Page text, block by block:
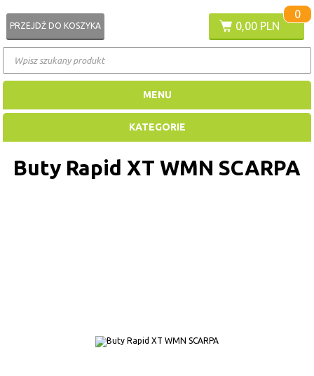
0,00 PLN
0
PRZEJDŹ DO KOSZYKA
MENU
KATEGORIE
Buty Rapid XT WMN SCARPA